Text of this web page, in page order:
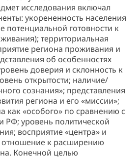
исследования включал
укорененность населения
потенциальной готовности к
территориальная
региона проживания и
об особенностях
доверия и склонность к
открытости; наличие/
сознания»; представления
региона и его «миссии»;
как «особого» по сравнению с
РФ; уровень политической
восприятие «центра» и
к расширению
Конечной целью